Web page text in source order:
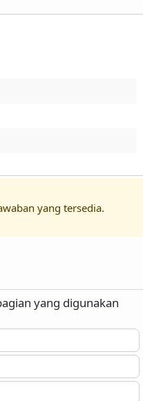
yang tersedia.
yang digunakan